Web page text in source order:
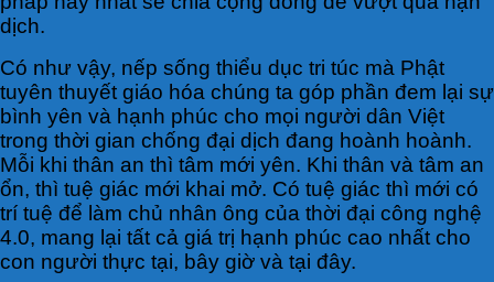
dịch.
Có như vậy, nếp sống thiểu dục tri túc mà Phật
tuyên thuyết giáo hóa chúng ta góp phần đem lại sự
bình yên và hạnh phúc cho mọi người dân Việt
trong thời gian chống đại dịch đang hoành hoành.
Mỗi khi thân an thì tâm mới yên. Khi thân và tâm an
ổn, thì tuệ giác mới khai mở. Có tuệ giác thì mới có
trí tuệ để làm chủ nhân ông của thời đại công nghệ
4.0, mang lại tất cả giá trị hạnh phúc cao nhất cho
con người thực tại, bây giờ và tại đây.